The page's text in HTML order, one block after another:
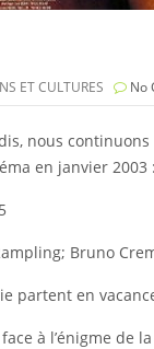
ET CULTURES No
nous
en janvier
Bruno
partent en
à l’énigme de